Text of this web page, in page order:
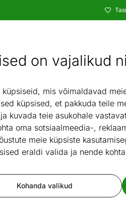
on vajalikud
küpsiseid, mis võimaldavad
küpsised, et pakkuda teile
kuvada teie asukohale
oma sotsiaalmeedia-,
meie küpsiste
eraldi valida ja nende
Kohanda valikud
sisustus - ON24